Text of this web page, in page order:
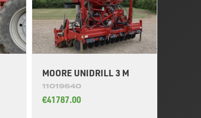
MOORE UNIDRILL 3 M
11019640
€41787.00